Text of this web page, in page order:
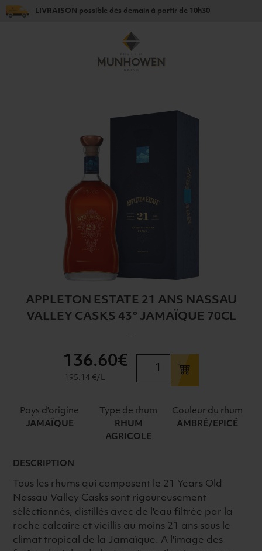
LIVRAISON possible dès demain à partir de 10h30
APPLETON ESTATE 21 ANS NASSAU
VALLEY CASKS 43° JAMAÏQUE 70CL
-
APPLETON
ANS
43°
JAMAÏQUE
70CL
136.60€
195.14 €/L
Pays d'origine
JAMAÏQUE
Type de rhum
RHUM
AGRICOLE
Couleur du rhum
AMBRÉ/EPICÉ
DESCRIPTION
Tous les rhums qui composent le 21 Years Old
Nassau Valley Casks sont rigoureusement
séléctionnés, distillés avec de l'eau filtrée par la
roche calcaire et vieillis au moins 21 ans sous le
climat tropical de la Jamaïque. A l'image des